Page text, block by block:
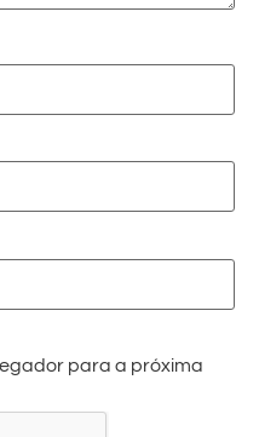
para a próxima